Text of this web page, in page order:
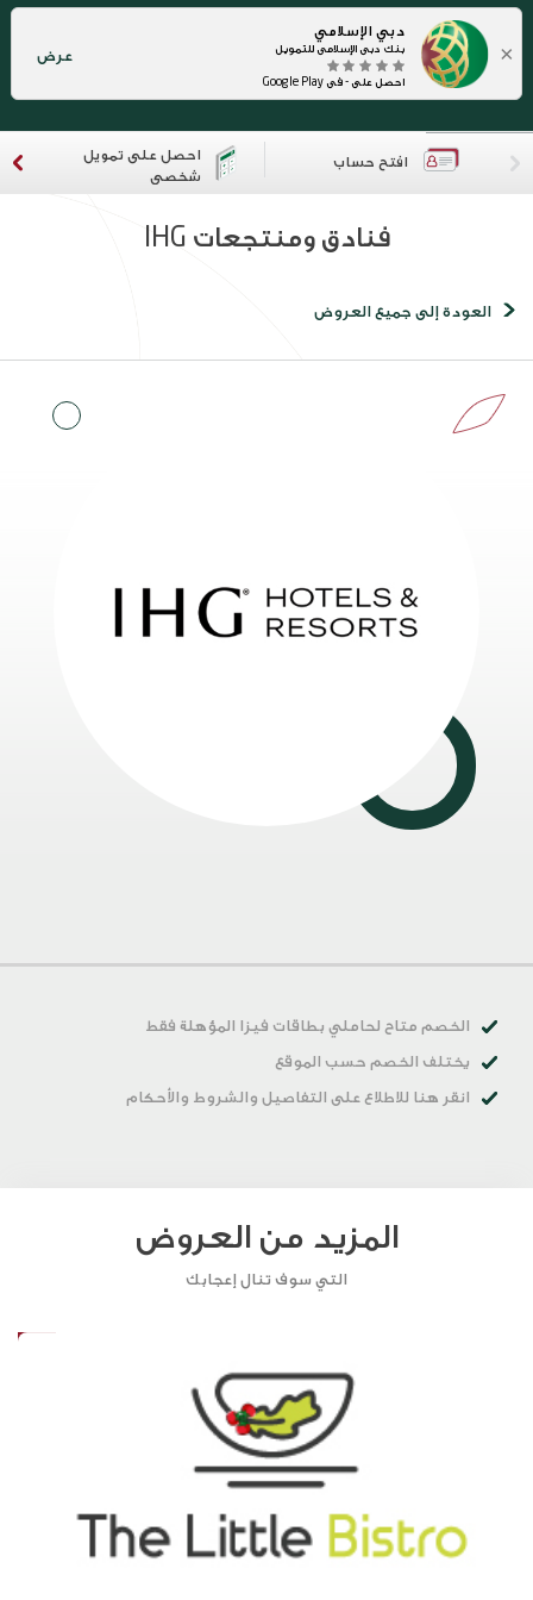
×
دبي الإسلامي
بنك دبي الإسلامي للتمويل
احصل على - في Google Play
عرض
افتح حساب
احصل على تمويل
شخصي
فنادق ومنتجعات IHG
العودة إلى جميع العروض
الخصم متاح لحاملي بطاقات فيزا المؤهلة فقط
يختلف الخصم حسب الموقع
انقر هنا للاطلاع على التفاصيل والشروط والأحكام
المزيد من العروض
التي سوف تنال إعجابك